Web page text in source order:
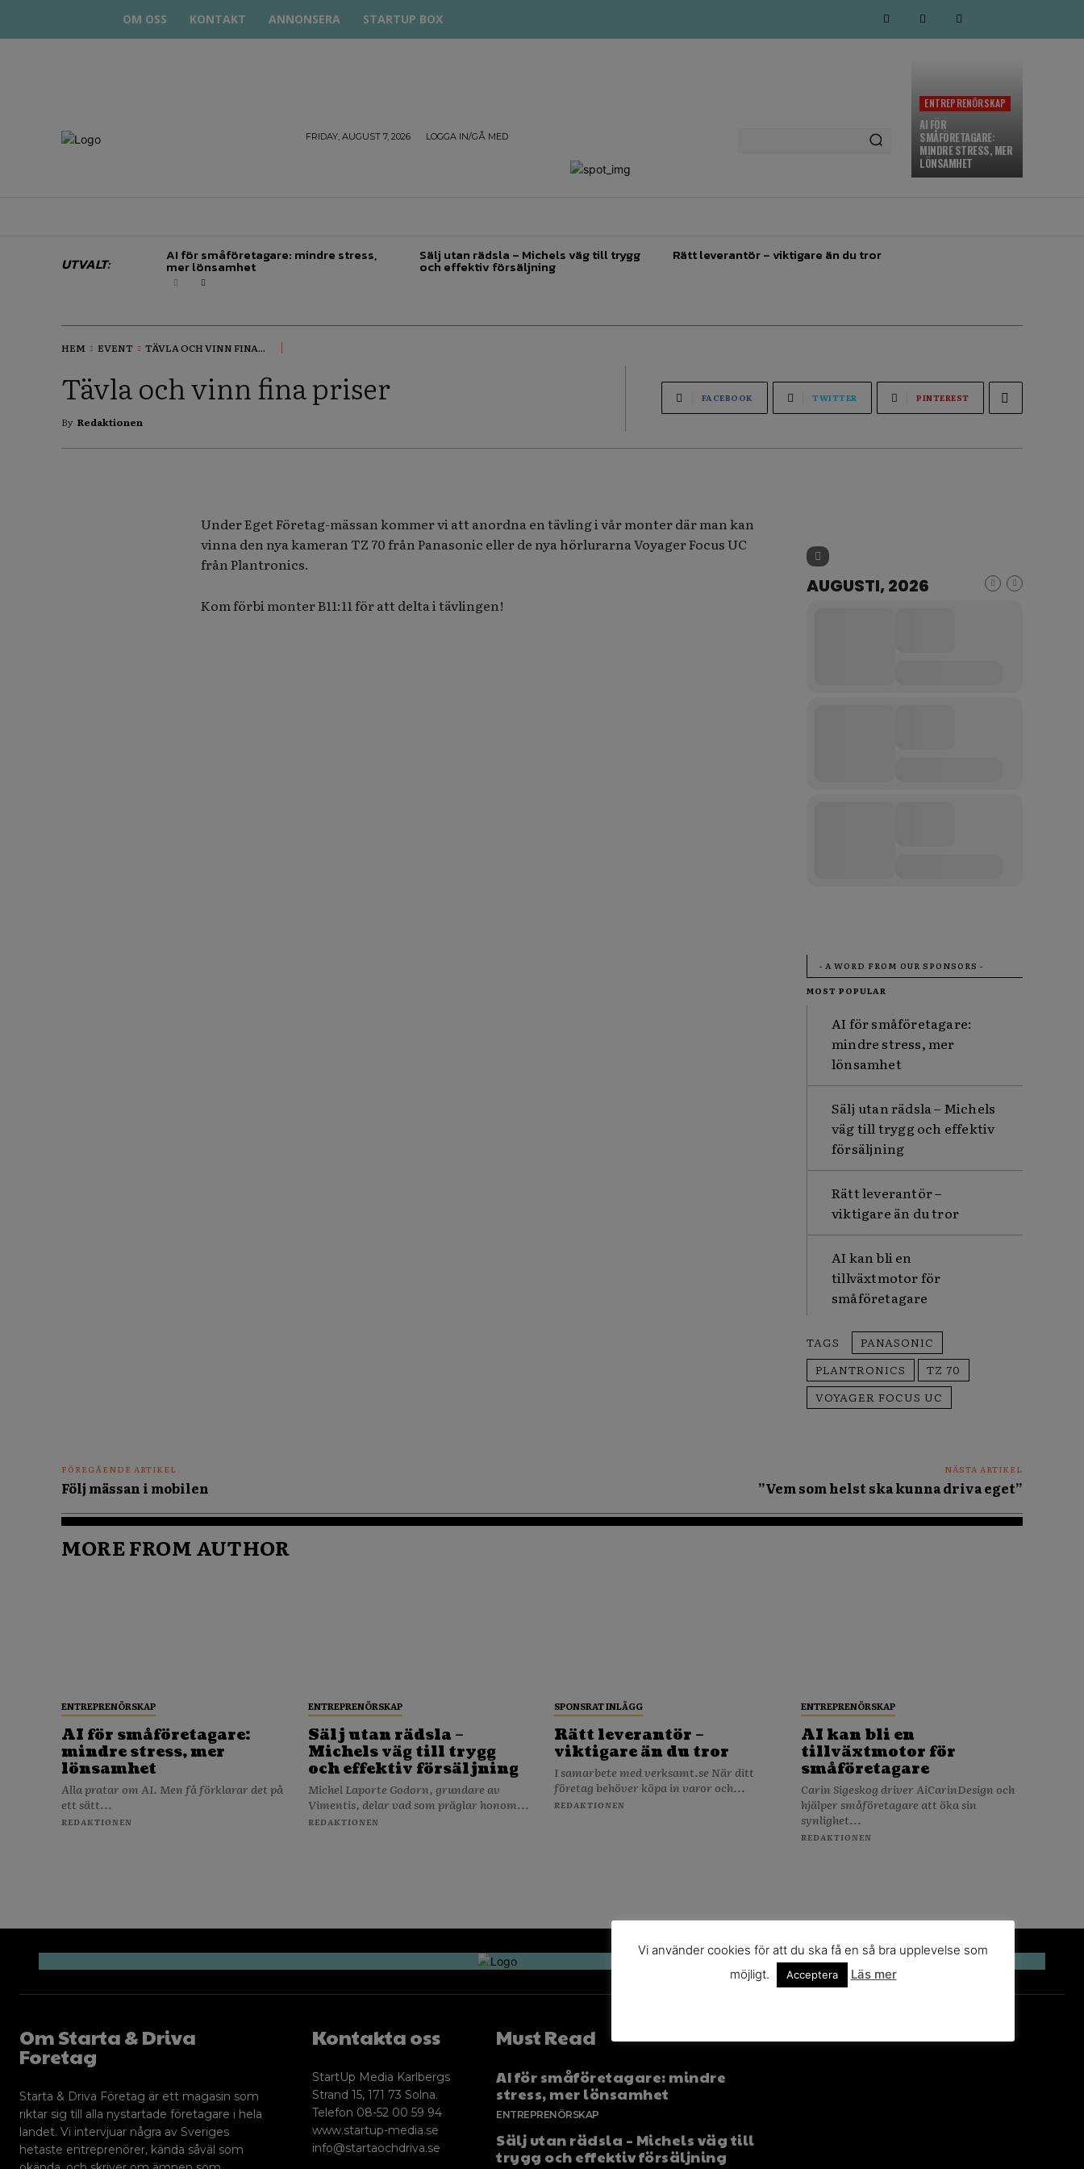
OM OSS KONTAKT ANNONSERA STARTUP BOX
FRIDAY, AUGUST 7, 2026 LOGGA IN/GÅ MED
ENTREPRENÖRSKAP
AI FÖR
SMÅFÖRETAGARE:
MINDRE STRESS, MER
LÖNSAMHET
UTVALT: AI för småföretagare: mindre stress,
mer lönsamhet
Sälj utan rädsla – Michels väg till trygg
och effektiv försäljning
Rätt leverantör – viktigare än du tror
HEM EVENT TÄVLA OCH VINN FINA...
Tävla och vinn fina priser
By Redaktionen
FACEBOOK TWITTER PINTEREST
Under Eget Företag-mässan kommer vi att anordna en tävling i vår monter där man kan
vinna den nya kameran TZ 70 från Panasonic eller de nya hörlurarna Voyager Focus UC
från Plantronics.
Kom förbi monter B11:11 för att delta i tävlingen!
AUGUSTI, 2026
- A WORD FROM OUR SPONSORS -
MOST POPULAR
AI för småföretagare:
mindre stress, mer
lönsamhet
Sälj utan rädsla – Michels
väg till trygg och effektiv
försäljning
Rätt leverantör –
viktigare än du tror
AI kan bli en
tillväxtmotor för
småföretagare
TAGS
PANASONIC
PLANTRONICS
TZ 70
VOYAGER FOCUS UC
FÖREGÅENDE ARTIKEL
Följ mässan i mobilen
NÄSTA ARTIKEL
”Vem som helst ska kunna driva eget”
MORE FROM AUTHOR
ENTREPRENÖRSKAP
AI för småföretagare:
mindre stress, mer
lönsamhet
Alla pratar om AI. Men få förklarar det på
ett sätt...
REDAKTIONEN
ENTREPRENÖRSKAP
Sälj utan rädsla –
Michels väg till trygg
och effektiv försäljning
Michel Laporte Godorn, grundare av
Vimentis, delar vad som präglar honom...
REDAKTIONEN
SPONSRAT INLÄGG
Rätt leverantör –
viktigare än du tror
I samarbete med verksamt.se När ditt
företag behöver köpa in varor och...
REDAKTIONEN
ENTREPRENÖRSKAP
AI kan bli en
tillväxtmotor för
småföretagare
Carin Sigeskog driver AiCarinDesign och
hjälper småföretagare att öka sin
synlighet...
REDAKTIONEN
Om Starta & Driva
Foretag
Starta & Driva Företag är ett magasin som
riktar sig till alla nystartade företagare i hela
landet. Vi intervjuar några av Sveriges
hetaste entreprenörer, kända såväl som
Kontakta oss
StartUp Media Karlbergs
Strand 15, 171 73 Solna.
Telefon 08-52 00 59 94
www.startup-media.se
info@startaochdriva.se
Must Read
AI för småföretagare: mindre
stress, mer lönsamhet
ENTREPRENÖRSKAP
Sälj utan rädsla – Michels väg till
trygg och effektiv försäljning
Vi använder cookies för att du ska få en så bra upplevelse som
möjligt.
Acceptera Läs mer